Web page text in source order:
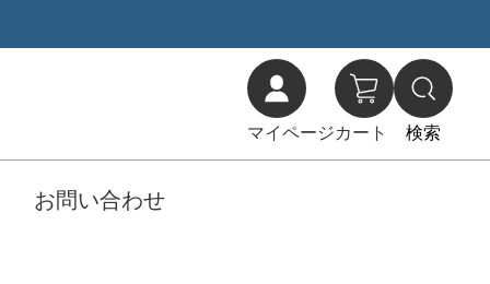
マイページカート 検索
お問い合わせ